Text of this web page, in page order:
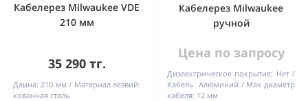
Кабелерез Milwaukee VDE
210 мм
35 290 тг.
Длина: 210 мм
Материал лезвий:
кованная сталь
Кабелерез Milwaukee
ручной
Цена по запросу
Диэлектрическое покрытие: Нет
Кабель: Алюминий
Мах диаметр
кабеля: 12 мм